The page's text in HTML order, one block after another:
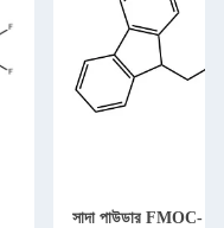
সাদা পাউডার FMOC-